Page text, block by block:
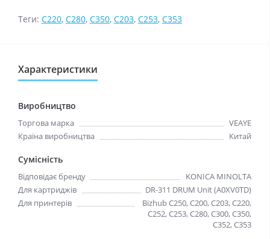
Теги: C220, C280, C350, C203, C253, C353
Характеристики
Виробництво
Торгова марка
VEAYE
Країна виробництва
Китай
Сумісність
Відповідає бренду
KONICA MINOLTA
Для картриджів
DR-311 DRUM Unit (A0XV0TD)
Для принтерів
Bizhub C250, C200, C203, C220,
C252, C253, C280, C300, C350,
C352, C353